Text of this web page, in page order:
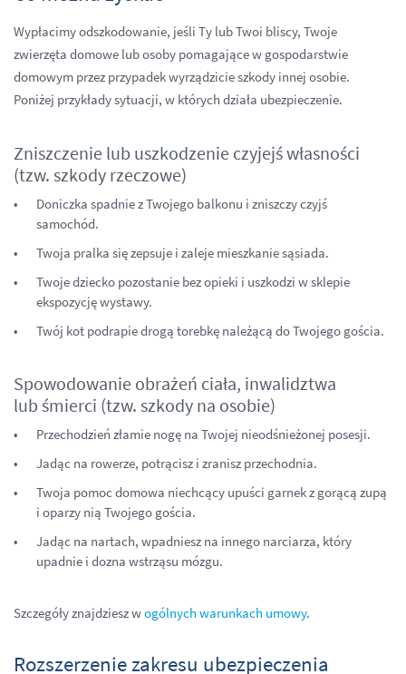
Wypłacimy odszkodowanie, jeśli Ty lub Twoi bliscy, Twoje
zwierzęta domowe lub osoby pomagające w gospodarstwie
domowym przez przypadek wyrządzicie szkody innej osobie.
Poniżej przykłady sytuacji, w których działa ubezpieczenie.
Zniszczenie lub uszkodzenie czyjejś własności
(tzw. szkody rzeczowe)
Doniczka spadnie z Twojego balkonu i zniszczy czyjś
samochód.
Twoja pralka się zepsuje i zaleje mieszkanie sąsiada.
Twoje dziecko pozostanie bez opieki i uszkodzi w sklepie
ekspozycję wystawy.
Twój kot podrapie drogą torebkę należącą do Twojego gościa.
Spowodowanie obrażeń ciała, inwalidztwa
lub śmierci (tzw. szkody na osobie)
Przechodzień złamie nogę na Twojej nieodśnieżonej posesji.
Jadąc na rowerze, potrącisz i zranisz przechodnia.
Twoja pomoc domowa niechcący upuści garnek z gorącą zupą
i oparzy nią Twojego gościa.
Jadąc na nartach, wpadniesz na innego narciarza, który
upadnie i dozna wstrząsu mózgu.
Szczegóły znajdziesz wogólnych warunkach umowy.
Rozszerzenie zakresu ubezpieczenia